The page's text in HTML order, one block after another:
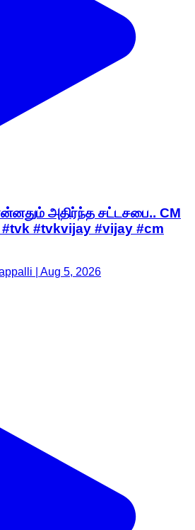
அதிர்ந்த சட்டசபை.. CM
#tvkvijay #vijay #cm
| Aug 5, 2026